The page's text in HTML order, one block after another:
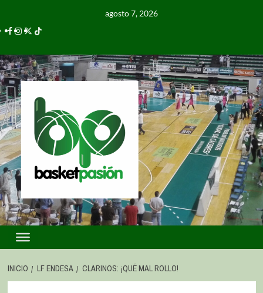
agosto 7, 2026
INICIO LF ENDESA CLARINOS: ¡QUÉ MAL ROLLO!